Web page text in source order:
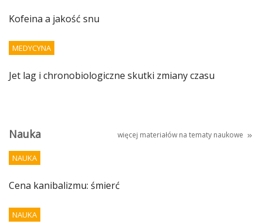
Kofeina a jakość snu
MEDYCYNA
Jet lag i chronobiologiczne skutki zmiany czasu
Nauka więcej materiałów na tematy naukowe
NAUKA
Cena kanibalizmu: śmierć
NAUKA